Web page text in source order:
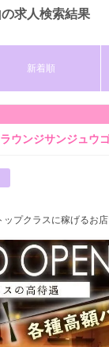
求人検索結果
新着順
ウンジサンジュウゴ
プクラスに稼げるお